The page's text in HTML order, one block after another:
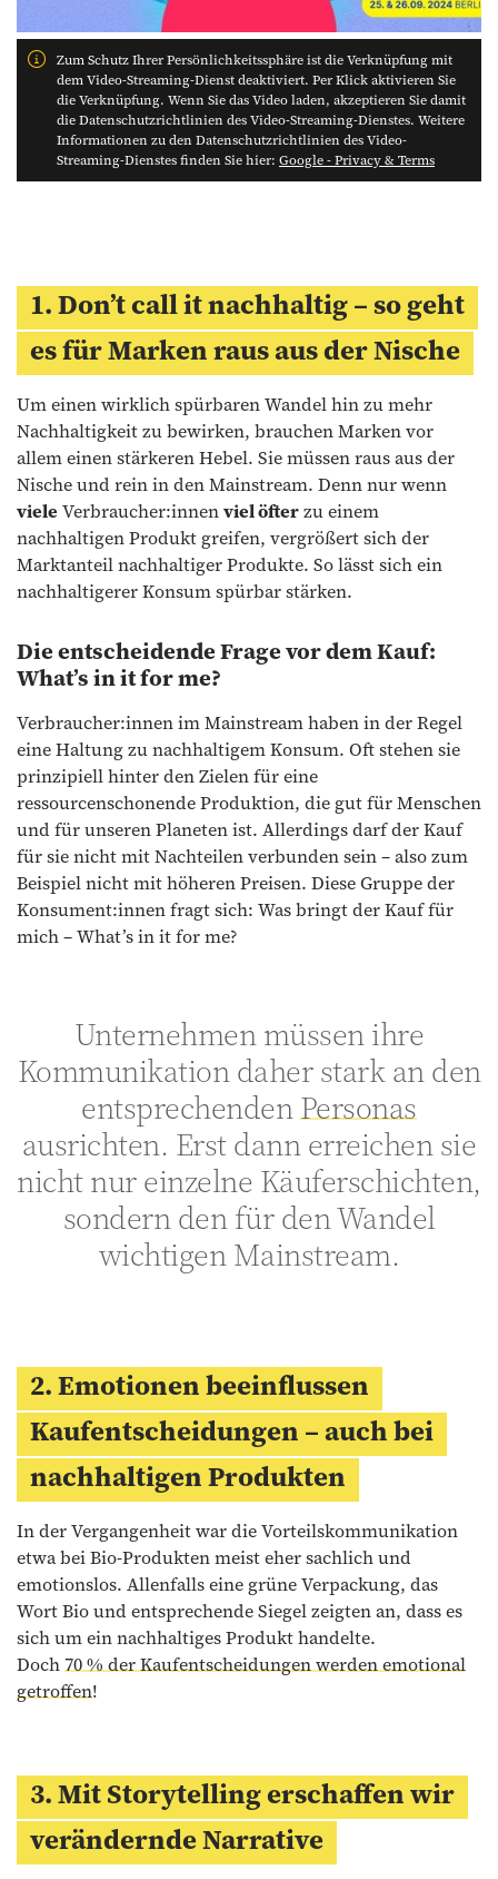
Zum Schutz Ihrer Persönlichkeitssphäre ist die Verknüpfung mit
dem Video-Streaming-Dienst deaktiviert. Per Klick aktivieren Sie
die Verknüpfung. Wenn Sie das Video laden, akzeptieren Sie damit
die Datenschutzrichtlinien des Video-Streaming-Dienstes. Weitere
Informationen zu den Datenschutzrichtlinien des Video-
Streaming-Dienstes finden Sie hier: Google - Privacy & Terms
1. Don’t call it nachhaltig – so geht
es für Marken raus aus der Nische
Um einen wirklich spürbaren Wandel hin zu mehr
Nachhaltigkeit zu bewirken, brauchen Marken vor
allem einen stärkeren Hebel. Sie müssen raus aus der
Nische und rein in den Mainstream. Denn nur wenn
viele Verbraucher:innenviel öfterzu einem
nachhaltigen Produkt greifen, vergrößert sich der
Marktanteil nachhaltiger Produkte. So lässt sich ein
nachhaltigerer Konsum spürbar stärken.
Die entscheidende Frage vor dem Kauf:
What’s in it for me?
Verbraucher:innen im Mainstream haben in der Regel
eine Haltung zu nachhaltigem Konsum. Oft stehen sie
prinzipiell hinter den Zielen für eine
ressourcenschonende Produktion, die gut für Menschen
und für unseren Planeten ist. Allerdings darf der Kauf
für sie nicht mit Nachteilen verbunden sein – also zum
Beispiel nicht mit höheren Preisen. Diese Gruppe der
Konsument:innen fragt sich: Was bringt der Kauf für
mich – What’s in it for me?
Unternehmen müssen ihre
Kommunikation daher stark an den
entsprechendenPersonas
ausrichten. Erst dann erreichen sie
nicht nur einzelne Käuferschichten,
sondern den für den Wandel
wichtigen Mainstream.
2. Emotionen beeinflussen
Kaufentscheidungen – auch bei
nachhaltigen Produkten
In der Vergangenheit war die Vorteilskommunikation
etwa bei Bio-Produkten meist eher sachlich und
emotionslos. Allenfalls eine grüne Verpackung, das
Wort Bio und entsprechende Siegel zeigten an, dass es
sich um ein nachhaltiges Produkt handelte.
Doch70 % der Kaufentscheidungen werden emotional
getroffen!
3. Mit Storytelling erschaffen wir
verändernde Narrative